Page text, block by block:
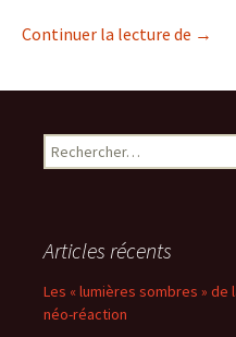
Continuer la lecture de La
→
Rechercher :
Articles récents
Les « lumières sombres » de
néo-réaction